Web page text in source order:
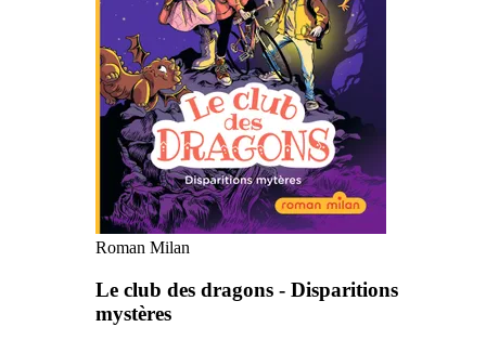
Roman Milan
Le club des dragons - Disparitions
mystères